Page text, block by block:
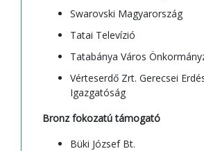
Swarovski Magyarország
Tatai Televízió
Tatabánya Város
Vérteserdő Zrt. Gerecsei
Igazgatóság
Bronz fokozatú támogató
Büki József Bt.